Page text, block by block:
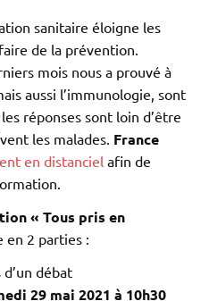
sanitaire éloigne les
de la prévention.
mois nous a prouvé à
aussi l’immunologie, sont
réponses sont loin d’être
les malades. France
en distanciel afin de
« Tous pris en
en 2 parties :
débat
29 mai 2021 à 10h30